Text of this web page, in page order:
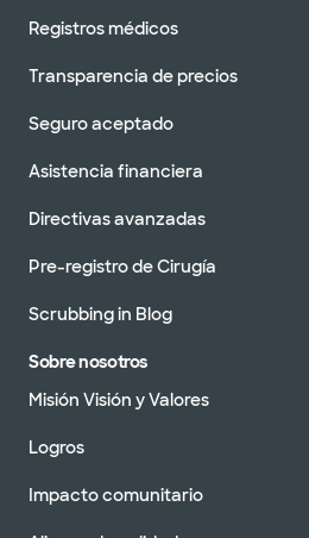
Registros médicos
Transparencia de precios
Seguro aceptado
Asistencia financiera
Directivas avanzadas
Pre-registro de Cirugía
Scrubbing in Blog
Sobre nosotros
Misión Visión y Valores
Logros
Impacto comunitario